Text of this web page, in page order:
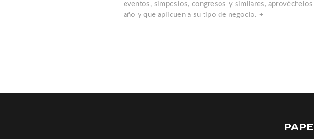
eventos, simposios, congresos y similares,
año y que apliquen a su tipo de negocio. +